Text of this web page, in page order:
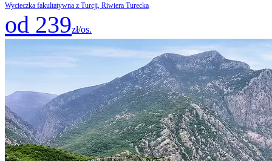
Wycieczka fakultatywna z Turcji, Riwiera Turecka
od 239zł/os.